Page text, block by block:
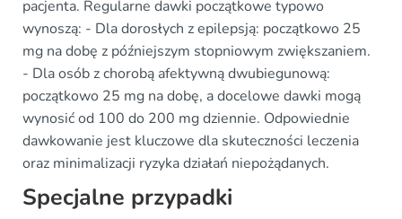
pacjenta. Regularne dawki początkowe typowo
wynoszą: - Dla dorosłych z epilepsją: początkowo 25
mg na dobę z późniejszym stopniowym zwiększaniem.
- Dla osób z chorobą afektywną dwubiegunową:
początkowo 25 mg na dobę, a docelowe dawki mogą
wynosić od 100 do 200 mg dziennie. Odpowiednie
dawkowanie jest kluczowe dla skuteczności leczenia
oraz minimalizacji ryzyka działań niepożądanych.
Specjalne przypadki